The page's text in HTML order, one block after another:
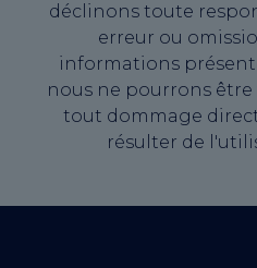
déclinons toute
erreur ou
informations
nous ne pourrons
tout dommage
résulter de